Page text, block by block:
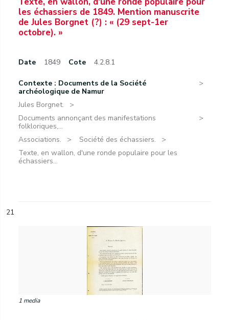
les échassiers de 1849. Mention manuscrite
de Jules Borgnet (?) : « (29 sept-1er
octobre). »
Date 1849 Cote 4.2.8.1
Contexte : Documents de la Société
archéologique de Namur
Jules Borgnet.
Documents annonçant des manifestations
folkloriques,...
Associations.
Société des échassiers.
Texte, en wallon, d'une ronde populaire pour les
échassiers...
21
1 media